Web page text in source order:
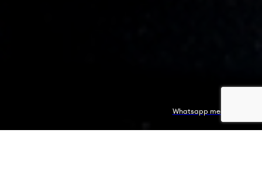
Whatsapp message